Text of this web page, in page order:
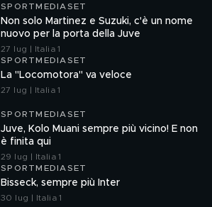
SPORTMEDIASET
Non solo Martinez e Suzuki, c'è un nome
nuovo per la porta della Juve
27 lug | Italia 1
SPORTMEDIASET
La "Locomotora" va veloce
27 lug | Italia 1
SPORTMEDIASET
Juve, Kolo Muani sempre più vicino! E non
è finita qui
29 lug | Italia 1
SPORTMEDIASET
Bisseck, sempre più Inter
30 lug | Italia 1